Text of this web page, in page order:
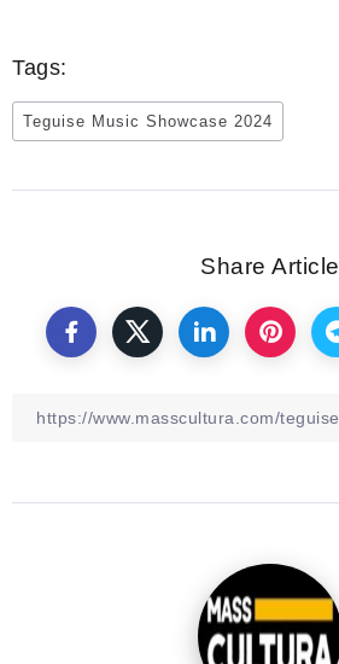
Tags:
Teguise Music Showcase 2024
Share Article